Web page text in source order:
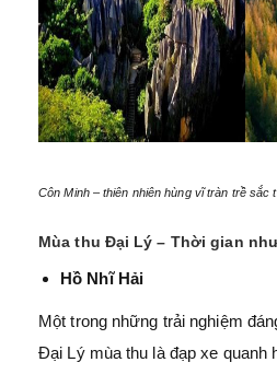
Côn Minh – thiên nhiên hùng vĩ tràn trề sắc
Mùa thu Đại Lý – Thời gian
Hồ Nhĩ Hải
Một trong những trải nghiệm
Đại Lý mùa thu là đạp xe quanh